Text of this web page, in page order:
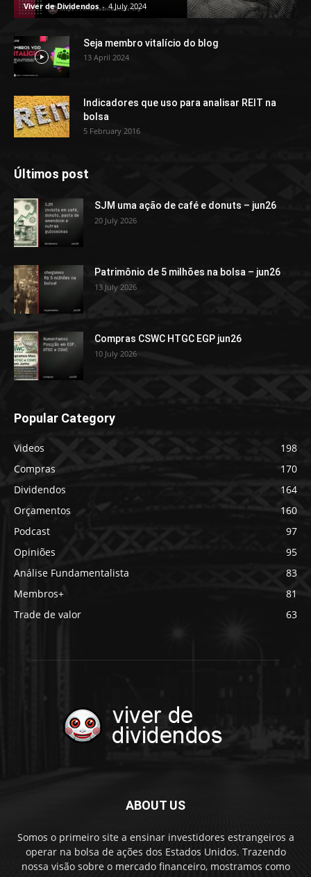
Viver de Dividendos - 4 July 2024
Seja membro vitalício do blog
13 April 2024
Indicadores que uso para analisar REIT na
bolsa
5 February 2016
Últimos post
SJM uma ação de café e donuts – jun26
20 July 2026
Patrimônio de 5 milhões na bolsa – jun26
13 July 2026
Compras CSWC HTGC EGP jun26
10 July 2026
Popular Category
Videos
198
Compras
170
Dividendos
164
Orçamentos
160
Podcast
97
Opiniões
95
Análise Fundamentalista
83
Membros+
81
Trade de valor
63
ABOUT US
Somos o primeiro site a ensinar investidores estrangeiros a
operar na bolsa de ações dos Estados Unidos. Trazendo
nossa visão sobre o mercado financeiro, mostramos como